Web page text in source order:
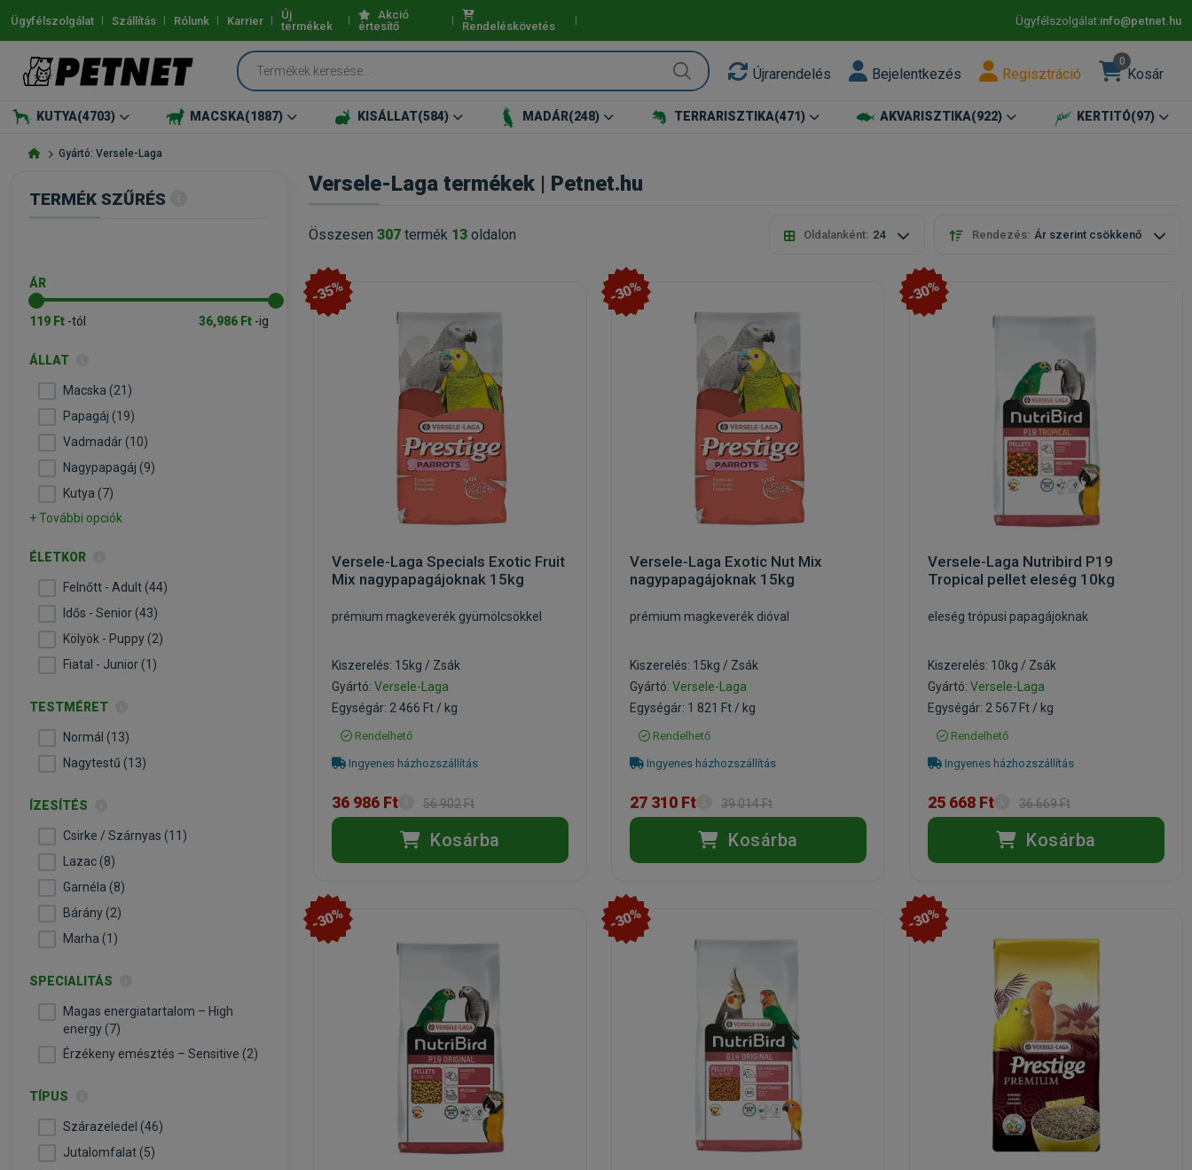
Ügyfélszolgálat Szállítás Rólunk Karrier
Új
termékek
Akció
értesítő
Rendeléskövetés Ügyfélszolgálat:info@petnet.hu
Újrarendelés Bejelentkezés Regisztráció
0
Kosár
KUTYA(4703) MACSKA(1887) KISÁLLAT(584) MADÁR(248) TERRARISZTIKA(471) AKVARISZTIKA(922) KERTITÓ(97)
Gyártó: Versele-Laga
Versele-Laga termékek | Petnet.hu
Összesen 307 termék 13 oldalon Oldalanként: 24 Rendezés: Ár szerint csökkenő
-35%
Versele-Laga Specials Exotic Fruit
Mix nagypapagájoknak 15kg
prémium magkeverék gyümölcsökkel
Kiszerelés: 15kg / Zsák
Gyártó: Versele-Laga
Egységár: 2 466 Ft / kg
Rendelhető
Ingyenes házhozszállítás
36 986 Ft 56 902 Ft
Kosárba
-30%
Versele-Laga Exotic Nut Mix
nagypapagájoknak 15kg
prémium magkeverék dióval
Kiszerelés: 15kg / Zsák
Gyártó: Versele-Laga
Egységár: 1 821 Ft / kg
Rendelhető
Ingyenes házhozszállítás
27 310 Ft 39 014 Ft
Kosárba
-30%
Versele-Laga Nutribird P19
Tropical pellet eleség 10kg
eleség trópusi papagájoknak
Kiszerelés: 10kg / Zsák
Gyártó: Versele-Laga
Egységár: 2 567 Ft / kg
Rendelhető
Ingyenes házhozszállítás
25 668 Ft 36 669 Ft
Kosárba
-30% -30% -30%
TERMÉK SZŰRÉS
ÁR
119 Ft -tól 36,986 Ft -ig
ÁLLAT
Macska (21)
Papagáj (19)
Vadmadár (10)
Nagypapagáj (9)
Kutya (7)
+ További opciók
ÉLETKOR
Felnőtt - Adult (44)
Idős - Senior (43)
Kölyök - Puppy (2)
Fiatal - Junior (1)
TESTMÉRET
Normál (13)
Nagytestű (13)
ÍZESÍTÉS
Csirke / Szárnyas (11)
Lazac (8)
Garnéla (8)
Bárány (2)
Marha (1)
SPECIALITÁS
Magas energiatartalom – High
energy (7)
Érzékeny emésztés – Sensitive (2)
TÍPUS
Szárazeledel (46)
Jutalomfalat (5)